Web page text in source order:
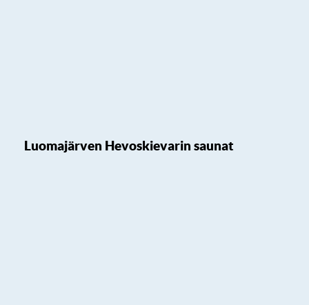
Luomajärven Hevoskievarin saunat